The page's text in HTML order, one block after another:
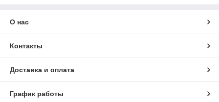
О нас
Контакты
Доставка и оплата
График работы